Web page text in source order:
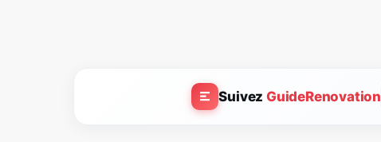
SuivezGuideRenovation